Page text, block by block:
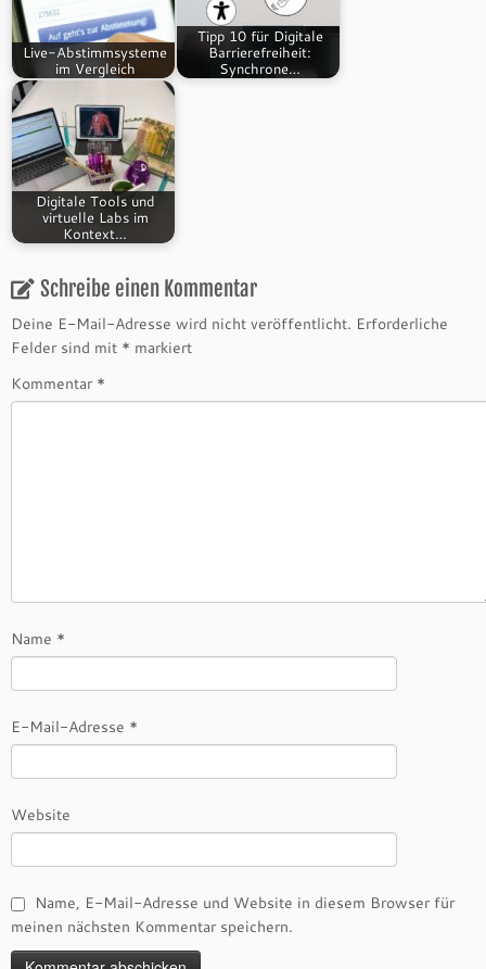
Live-Abstimmsysteme
im Vergleich
Tipp 10 für Digitale
Barrierefreiheit:
Synchrone…
Digitale Tools und
virtuelle Labs im
Kontext…
Schreibe einen Kommentar
Deine E-Mail-Adresse wird nicht veröffentlicht. Erforderliche
Felder sind mit * markiert
Kommentar *
Name *
E-Mail-Adresse *
Website
Name, E-Mail-Adresse und Website in diesem Browser für
meinen nächsten Kommentar speichern.